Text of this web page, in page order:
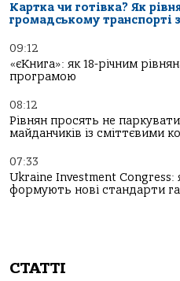
Картка чи готівка? Як
громадському транспорті
09:12
«єКнига»: як 18-річним
програмою
08:12
Рівнян просять не паркувати
майданчиків із сміттєвими
07:33
Ukraine Investment Congress:
формують нові стандарти
СТАТТІ